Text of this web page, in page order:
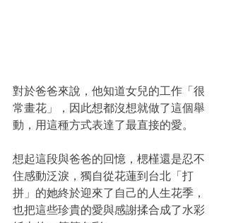
對於爸爸來說，他知道女兒的工作「很
常畫花」，因此想都沒想就做了這個舉
動，用這種方式表達了最直接的愛。
想起這段與爸爸的回憶，楒槿還是忍不
住感動泛淚，獨自從花蓮到台北「打
拼」的她終於迎來了自己的人生花季，
也把這些珍貴的愛與感謝揉合成了水彩